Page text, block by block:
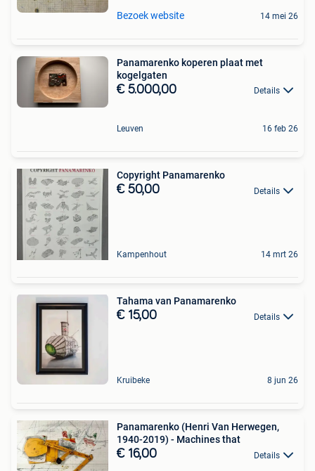
Bezoek website 14 mei 26
Panamarenko koperen plaat met
kogelgaten
€ 5.000,00 Details
Leuven 16 feb 26
Copyright Panamarenko
€ 50,00 Details
Kampenhout 14 mrt 26
Tahama van Panamarenko
€ 15,00 Details
Kruibeke 8 jun 26
Panamarenko (Henri Van Herwegen,
1940-2019) - Machines that
€ 16,00 Details